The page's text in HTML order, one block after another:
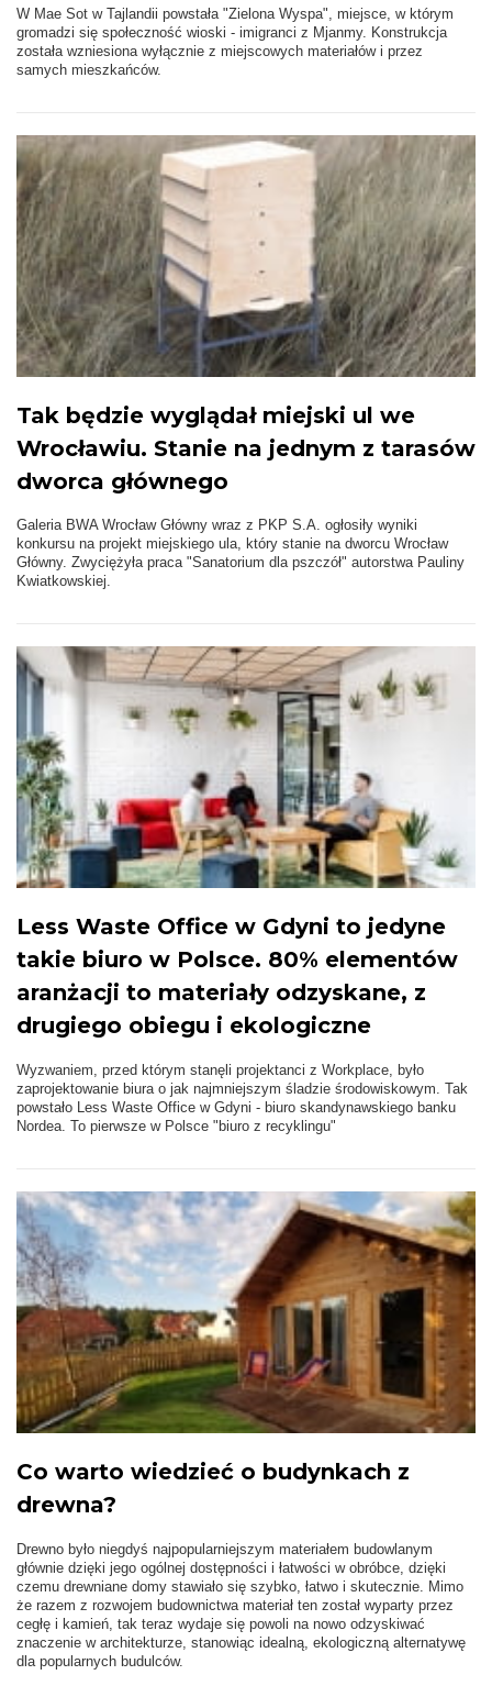
W Mae Sot w Tajlandii powstała "Zielona Wyspa", miejsce, w którym
gromadzi się społeczność wioski - imigranci z Mjanmy. Konstrukcja
została wzniesiona wyłącznie z miejscowych materiałów i przez
samych mieszkańców.
Tak będzie wyglądał miejski ul we
Wrocławiu. Stanie na jednym z tarasów
dworca głównego
Galeria BWA Wrocław Główny wraz z PKP S.A. ogłosiły wyniki
konkursu na projekt miejskiego ula, który stanie na dworcu Wrocław
Główny. Zwyciężyła praca "Sanatorium dla pszczół" autorstwa Pauliny
Kwiatkowskiej.
Less Waste Office w Gdyni to jedyne
takie biuro w Polsce. 80% elementów
aranżacji to materiały odzyskane, z
drugiego obiegu i ekologiczne
Wyzwaniem, przed którym stanęli projektanci z Workplace, było
zaprojektowanie biura o jak najmniejszym śladzie środowiskowym. Tak
powstało Less Waste Office w Gdyni - biuro skandynawskiego banku
Nordea. To pierwsze w Polsce "biuro z recyklingu"
Co warto wiedzieć o budynkach z
drewna?
Drewno było niegdyś najpopularniejszym materiałem budowlanym
głównie dzięki jego ogólnej dostępności i łatwości w obróbce, dzięki
czemu drewniane domy stawiało się szybko, łatwo i skutecznie. Mimo
że razem z rozwojem budownictwa materiał ten został wyparty przez
cegłę i kamień, tak teraz wydaje się powoli na nowo odzyskiwać
znaczenie w architekturze, stanowiąc idealną, ekologiczną alternatywę
dla popularnych budulców.